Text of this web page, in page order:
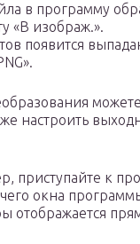
в программу
«В изображ.».
появится
настроить
приступайте к
окна
отображается